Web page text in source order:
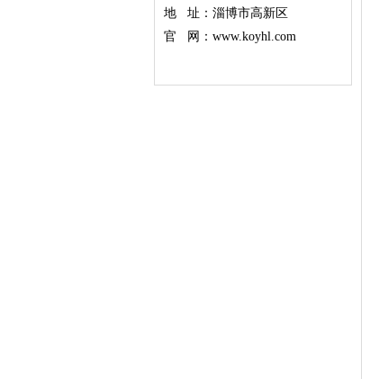
地 址：淄博市高新区
官 网：www.koyhl.com